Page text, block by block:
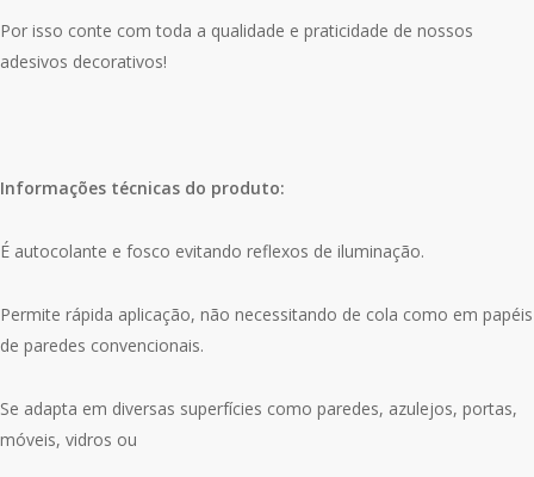
Por isso conte com toda a qualidade e praticidade de nossos
adesivos decorativos!
Informações técnicas do produto:
É autocolante e fosco evitando reflexos de iluminação.
Permite rápida aplicação, não necessitando de cola como em papéis
de paredes convencionais.
Se adapta em diversas superfícies como paredes, azulejos, portas,
móveis, vidros ou